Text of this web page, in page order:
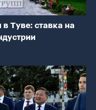
в Туве: ставка на